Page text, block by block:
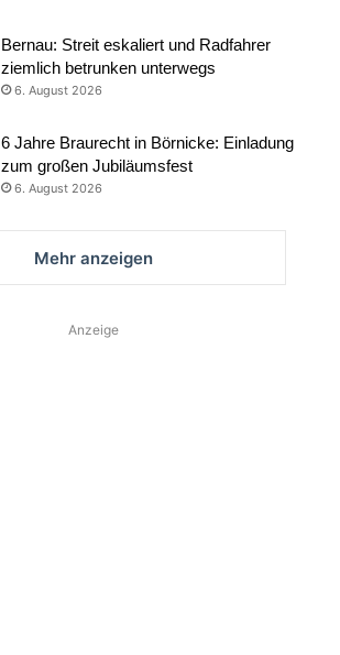
Bernau: Streit eskaliert und Radfahrer
ziemlich betrunken unterwegs
6. August 2026
6 Jahre Braurecht in Börnicke: Einladung
zum großen Jubiläumsfest
6. August 2026
Mehr anzeigen
Anzeige